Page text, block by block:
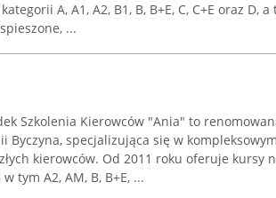
A, A1, A2, B1, B, B+E, C, C+E oraz D,
...
Szkolenia Kierowców "Ania" to
Byczyna, specjalizująca się w
kierowców. Od 2011 roku oferuje kursy
w tym A2, AM, B, B+E, ...